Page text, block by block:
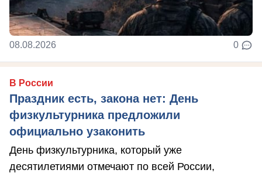
08.08.2026 0
В России
Праздник есть, закона нет: День
физкультурника предложили
официально узаконить
День физкультурника, который уже
десятилетиями отмечают по всей России,